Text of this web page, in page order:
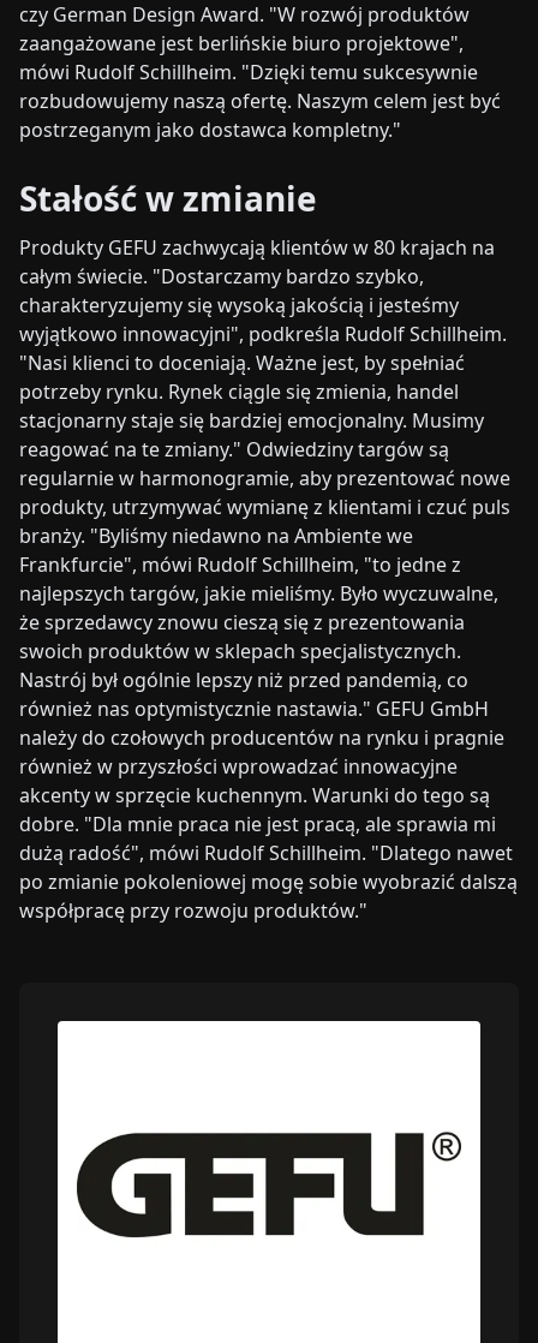
czy German Design Award. "W rozwój produktów
zaangażowane jest berlińskie biuro projektowe",
mówi Rudolf Schillheim. "Dzięki temu sukcesywnie
rozbudowujemy naszą ofertę. Naszym celem jest być
postrzeganym jako dostawca kompletny."
Stałość w zmianie
Produkty GEFU zachwycają klientów w 80 krajach na
całym świecie. "Dostarczamy bardzo szybko,
charakteryzujemy się wysoką jakością i jesteśmy
wyjątkowo innowacyjni", podkreśla Rudolf Schillheim.
"Nasi klienci to doceniają. Ważne jest, by spełniać
potrzeby rynku. Rynek ciągle się zmienia, handel
stacjonarny staje się bardziej emocjonalny. Musimy
reagować na te zmiany." Odwiedziny targów są
regularnie w harmonogramie, aby prezentować nowe
produkty, utrzymywać wymianę z klientami i czuć puls
branży. "Byliśmy niedawno na Ambiente we
Frankfurcie", mówi Rudolf Schillheim, "to jedne z
najlepszych targów, jakie mieliśmy. Było wyczuwalne,
że sprzedawcy znowu cieszą się z prezentowania
swoich produktów w sklepach specjalistycznych.
Nastrój był ogólnie lepszy niż przed pandemią, co
również nas optymistycznie nastawia." GEFU GmbH
należy do czołowych producentów na rynku i pragnie
również w przyszłości wprowadzać innowacyjne
akcenty w sprzęcie kuchennym. Warunki do tego są
dobre. "Dla mnie praca nie jest pracą, ale sprawia mi
dużą radość", mówi Rudolf Schillheim. "Dlatego nawet
po zmianie pokoleniowej mogę sobie wyobrazić dalszą
współpracę przy rozwoju produktów."